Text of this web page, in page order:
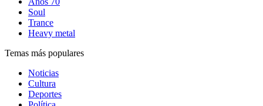
Soul
Trance
Heavy metal
Temas más populares
Noticias
Cultura
Deportes